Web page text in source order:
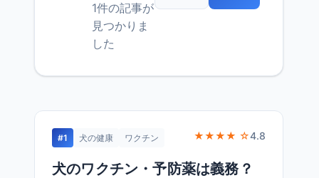
1件の記事が
見つかりま
した
#1 犬の健康 ワクチン ★★★★ ☆4.8
犬のワクチン・予防薬は義務？